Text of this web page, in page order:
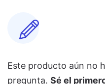
Este producto aún no
pregunta. Sé el